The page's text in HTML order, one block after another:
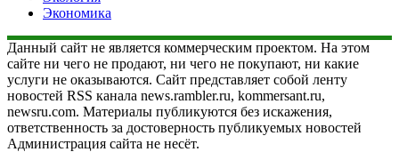
Экономика
Данный сайт не является коммерческим проектом. На этом
сайте ни чего не продают, ни чего не покупают, ни какие
услуги не оказываются. Сайт представляет собой ленту
новостей RSS канала news.rambler.ru, kommersant.ru,
newsru.com. Материалы публикуются без искажения,
ответственность за достоверность публикуемых новостей
Администрация сайта не несёт.